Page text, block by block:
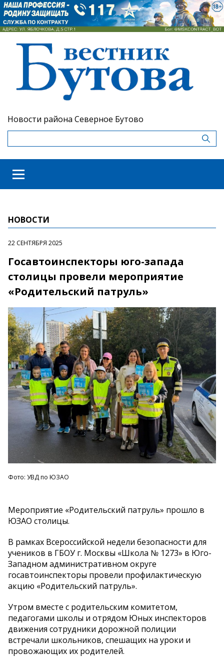
Новости района Северное Бутово
НОВОСТИ
22 СЕНТЯБРЯ 2025
Госавтоинспекторы юго-запада
столицы провели мероприятие
«Родительский патруль»
Фото: УВД по ЮЗАО
Мероприятие «Родительский патруль» прошло в
ЮЗАО столицы.
В рамках Всероссийской недели безопасности для
учеников в ГБОУ г. Москвы «Школа № 1273» в Юго-
Западном административном округе
госавтоинспекторы провели профилактическую
акцию «Родительский патруль».
Утром вместе с родительским комитетом,
педагогами школы и отрядом Юных инспекторов
движения сотрудники дорожной полиции
встречали школьников, спешащих на уроки и
провожающих их родителей.